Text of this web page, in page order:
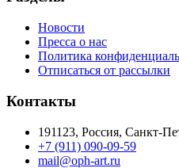
Новости
Пресса о нас
Политика
Отписаться от рассылки
Контакты
191123, Россия, Санкт-
+7 (911) 090-09-59
mail@oph-art.ru